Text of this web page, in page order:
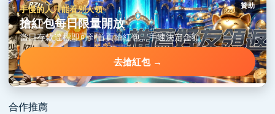
贊助
手慢的人只能看別人領
搶紅包每日限量開放
當日存款達標即可到首頁搶紅包，手速決定金額。
去搶紅包 →
合作推薦